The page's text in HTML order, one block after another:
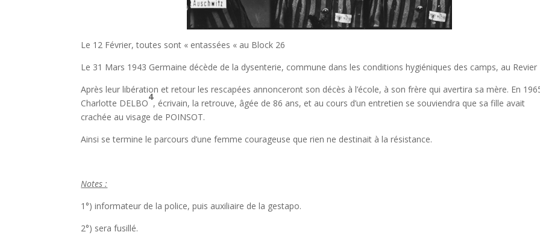
Le 12 Février, toutes sont « entassées « au Block 26
Le 31 Mars 1943 Germaine décède de la dysenterie, commune dans les conditions hygiéniques des camps, au Revier
Après leur libération et retour les rescapées annonceront son décès à l’école, à son frère qui avertira sa mère. En
Charlotte DELBO
4
, écrivain, la retrouve, âgée de 86 ans, et au cours d’un entretien se souviendra que sa fille avait
crachée au visage de POINSOT.
Ainsi se termine le parcours d’une femme courageuse que rien ne destinait à la résistance.
Notes :
1°) informateur de la police, puis auxiliaire de la gestapo.
2°) sera fusillé.